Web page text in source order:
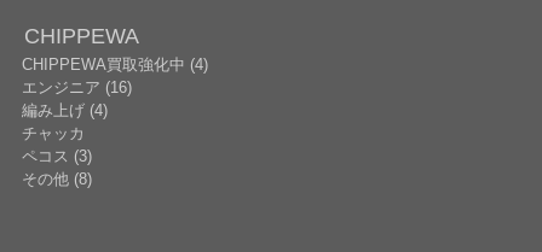
CHIPPEWA
CHIPPEWA買取強化中 (4)
エンジニア (16)
編み上げ (4)
チャッカ
ペコス (3)
その他 (8)